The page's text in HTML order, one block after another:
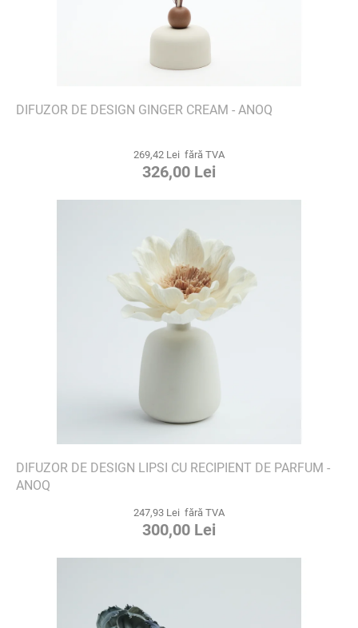
DIFUZOR DE DESIGN GINGER CREAM - ANOQ
269,42 Lei fără TVA
326,00 Lei
DIFUZOR DE DESIGN LIPSI CU RECIPIENT DE PARFUM -
ANOQ
247,93 Lei fără TVA
300,00 Lei